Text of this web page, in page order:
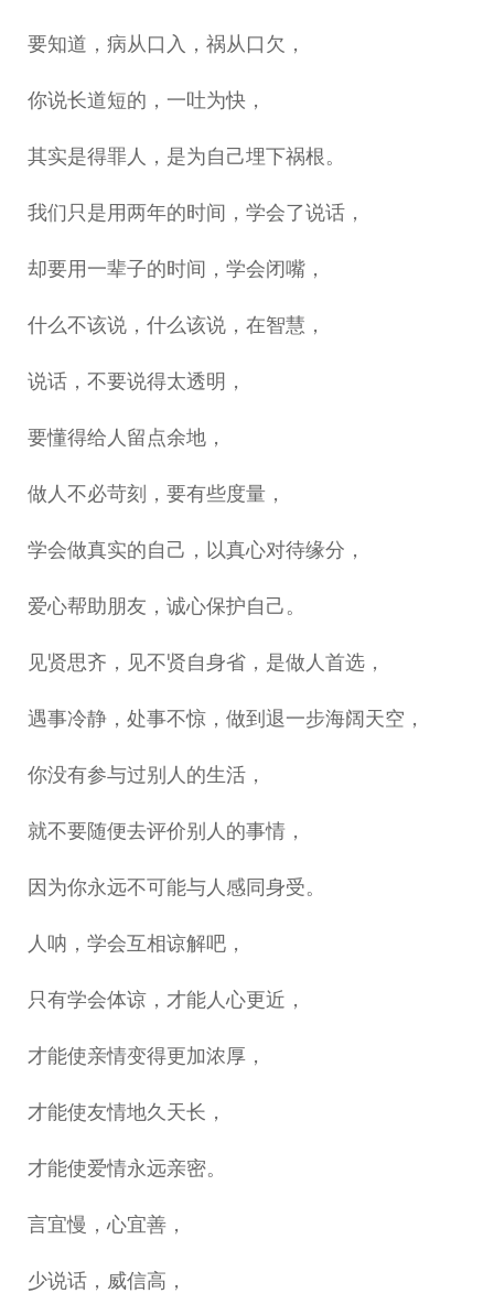
要知道，病从口入，祸从口欠，
你说长道短的，一吐为快，
其实是得罪人，是为自己埋下祸根。
我们只是用两年的时间，学会了说话，
却要用一辈子的时间，学会闭嘴，
什么不该说，什么该说，在智慧，
说话，不要说得太透明，
要懂得给人留点余地，
做人不必苛刻，要有些度量，
学会做真实的自己，以真心对待缘分，
爱心帮助朋友，诚心保护自己。
见贤思齐，见不贤自身省，是做人首选，
遇事冷静，处事不惊，做到退一步海阔天空，
你没有参与过别人的生活，
就不要随便去评价别人的事情，
因为你永远不可能与人感同身受。
人呐，学会互相谅解吧，
只有学会体谅，才能人心更近，
才能使亲情变得更加浓厚，
才能使友情地久天长，
才能使爱情永远亲密。
言宜慢，心宜善，
少说话，威信高，